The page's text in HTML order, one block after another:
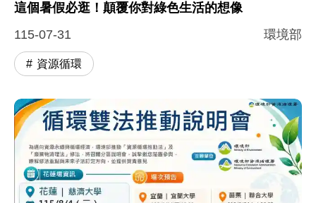
這個暑假必逛！顛覆你對綠色生活的想像
115-07-31
環境部
資源循環